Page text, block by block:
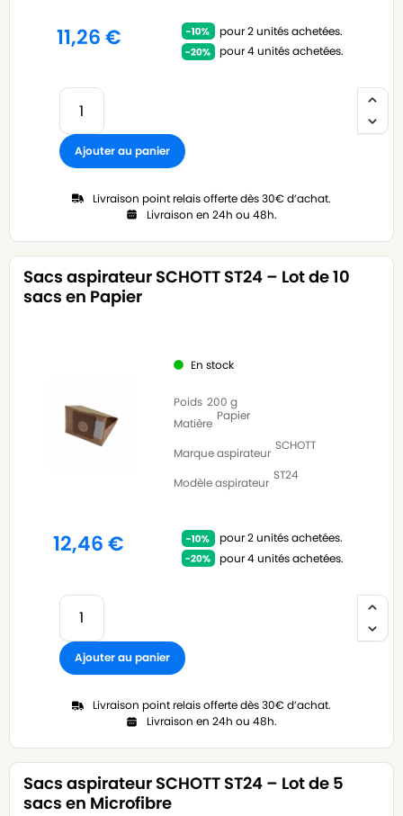
11,26€
pour 2 unités achetées.
pour 4 unités achetées.
Ajouter au panier
Livraison point relais offerte dès 30€ d’achat.
Livraison en 24h ou 48h.
Sacs aspirateur SCHOTT ST24 – Lot de 10
sacs en Papier
En stock
Poids 200 g
Matière
Papier
Marque aspirateur
SCHOTT
Modèle aspirateur
ST24
12,46€
pour 2 unités achetées.
pour 4 unités achetées.
Ajouter au panier
Livraison point relais offerte dès 30€ d’achat.
Livraison en 24h ou 48h.
Sacs aspirateur SCHOTT ST24 – Lot de 5
sacs en Microfibre